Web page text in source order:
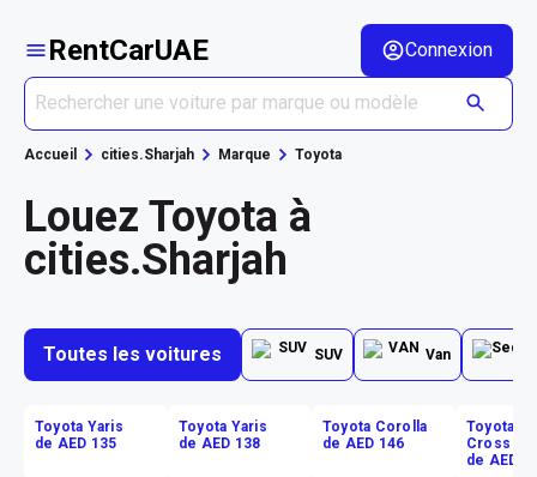
RentCarUAE Connexion
Accueil cities.Sharjah Marque Toyota
Louez Toyota à
cities.Sharjah
Toutes les voitures SUV Van
Toyota Yaris
de AED 135
Toyota Yaris
de AED 138
Toyota Corolla
de AED 146
Toyota
Cross
de AED